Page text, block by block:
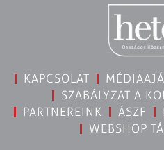
KAPCSOLAT
SZABÁLYZAT A
PARTNEREINK
ÁSZF
WEBSHOP